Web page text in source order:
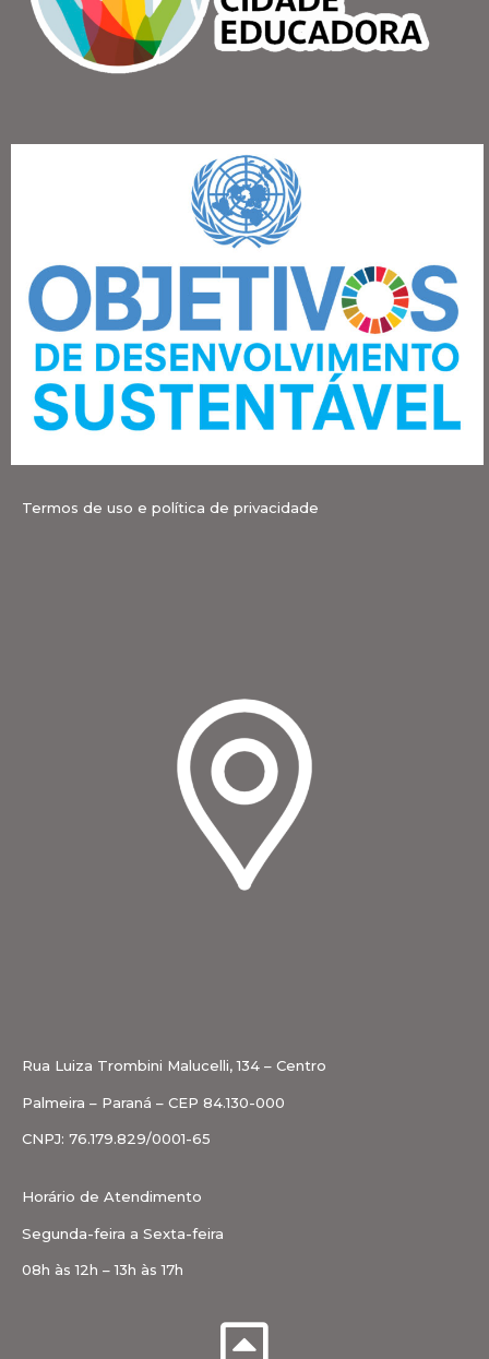
Termos de uso e política de privacidade
Rua Luiza Trombini Malucelli, 134 – Centro
Palmeira – Paraná – CEP 84.130-000
CNPJ: 76.179.829/0001-65
Horário de Atendimento
Segunda-feira a Sexta-feira
08h às 12h – 13h às 17h